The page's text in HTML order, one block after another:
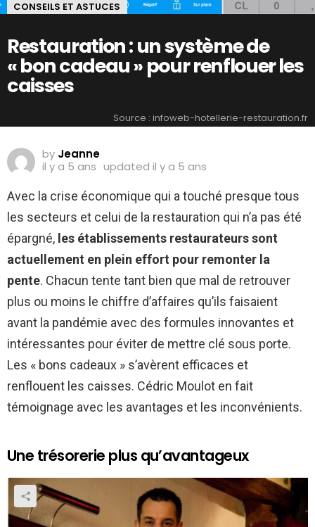
CONSEILS ET ASTUCES
Restauration : un système de
« bon cadeau » pour renflouer les
caisses
Source : infoweb-hotellerie-restauration.fr
by Jeanne
il y a 5 ans updated il y a 5 ans
Avec la crise économique qui a touché presque tous
les secteurs et celui de la restauration qui n’a pas été
épargné, les établissements restaurateurs sont
actuellement en plein effort pour remonter la
pente. Chacun tente tant bien que mal de retrouver
plus ou moins le chiffre d’affaires qu’ils faisaient
avant la pandémie avec des formules innovantes et
intéressantes pour éviter de mettre clé sous porte.
Les « bons cadeaux » s’avèrent efficaces et
renflouent les caisses. Cédric Moulot en fait
témoignage avec les avantages et les inconvénients.
Une trésorerie plus qu’avantageux